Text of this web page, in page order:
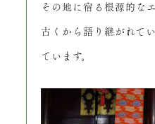
その地に宿る根源的な
古くから語り継がれて
ています。